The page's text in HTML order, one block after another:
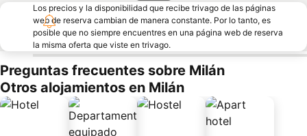
Los precios y la disponibilidad que recibe trivago de las páginas
web de reserva cambian de manera constante. Por lo tanto, es
posible que no siempre encuentres en una página web de reserva
la misma oferta que viste en trivago.
Preguntas frecuentes sobre Milán
Otros alojamientos en Milán